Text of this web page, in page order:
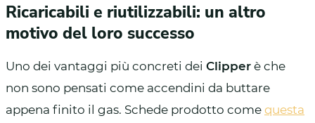
Ricaricabili e riutilizzabili: un altro
motivo del loro successo
Uno dei vantaggi più concreti dei Clipper è che
non sono pensati come accendini da buttare
appena finito il gas. Schede prodotto come questa